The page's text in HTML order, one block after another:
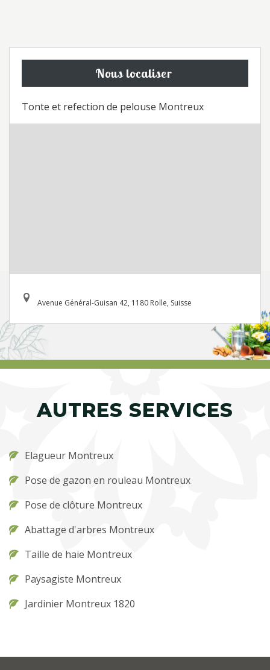
Nous localiser
Tonte et refection de pelouse Montreux
Avenue Général-Guisan 42, 1180 Rolle, Suisse
AUTRES SERVICES
Elagueur Montreux
Pose de gazon en rouleau Montreux
Pose de clôture Montreux
Abattage d'arbres Montreux
Taille de haie Montreux
Paysagiste Montreux
Jardinier Montreux 1820